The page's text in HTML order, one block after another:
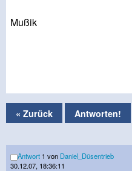
Mußik
« Zurück Antworten!
Antwort 1 von Daniel_Düsentrieb
30.12.07, 18:36:11